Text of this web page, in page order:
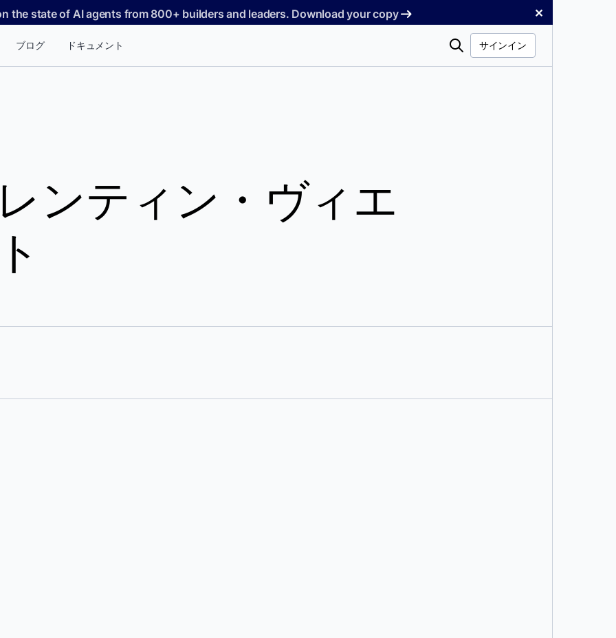
the state of AI agents from 800+ builders and leaders. Download your copy ✕
ブログ ドキュメント
検
サインイン
ンティン・ヴィエ